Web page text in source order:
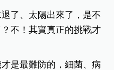
了、太陽出來了，是不
不！其實真正的挑戰才
是最難防的，細菌、病